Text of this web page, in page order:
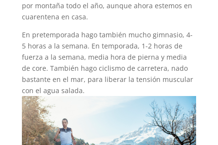
por montaña todo el año, aunque ahora estemos en
cuarentena en casa.
En pretemporada hago también mucho gimnasio, 4-
5 horas a la semana. En temporada, 1-2 horas de
fuerza a la semana, media hora de pierna y media
de core. También hago ciclismo de carretera, nado
bastante en el mar, para liberar la tensión muscular
con el agua salada.